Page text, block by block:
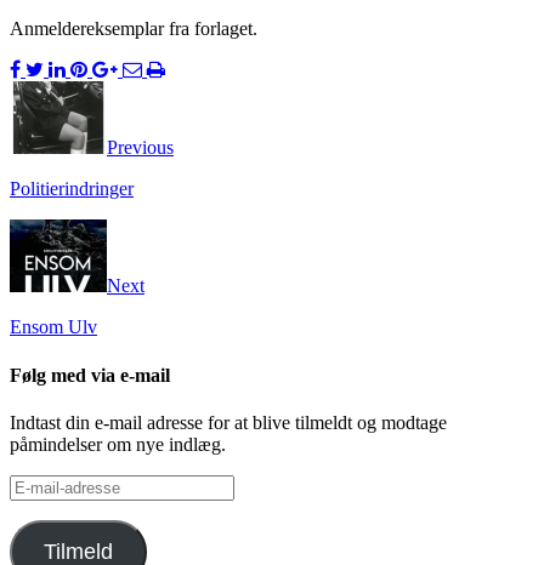
Anmeldereksemplar fra forlaget.
Previous
Politierindringer
Next
Ensom Ulv
Følg med via e-mail
Indtast din e-mail adresse for at blive tilmeldt og modtage
påmindelser om nye indlæg.
E-
mail-
adresse
Tilmeld